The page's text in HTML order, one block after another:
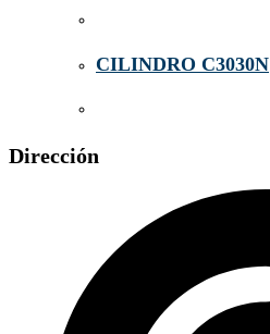
CILINDRO C3030N
Dirección